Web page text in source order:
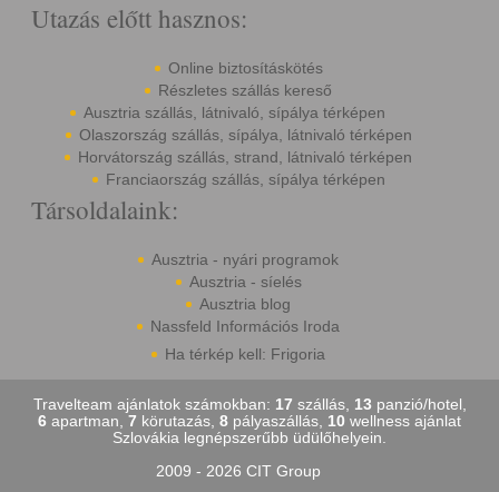
Utazás előtt hasznos:
Online biztosításkötés
Részletes szállás kereső
Ausztria szállás, látnivaló, sípálya térképen
Olaszország szállás, sípálya, látnivaló térképen
Horvátország szállás, strand, látnivaló térképen
Franciaország szállás, sípálya térképen
Társoldalaink:
Ausztria - nyári programok
Ausztria - síelés
Ausztria blog
Nassfeld Információs Iroda
Ha térkép kell: Frigoria
Travelteam ajánlatok számokban: 17 szállás, 13 panzió/hotel,
6 apartman, 7 körutazás, 8 pályaszállás, 10 wellness ajánlat
Szlovákia legnépszerűbb üdülőhelyein.
2009 - 2026 CIT Group